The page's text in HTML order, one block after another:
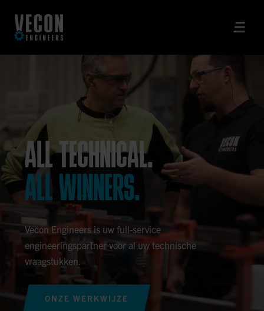
ALL TECHNICAL.
ALL WINNERS.
Vecon Engineers is uw full-service
engineeringspartner voor al uw technische
vraagstukken.
ONZE WERKWIJZE